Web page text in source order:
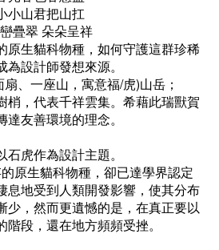
小山君把山扛
疊翠 朵朵呈祥
原生貓科物種，如何守護這群珍稀
為設計師發想來源。
、一座山，寓意福/虎)山岳；
梢，代表千祥雲集。希藉此瑞獸賀
達友善環境的理念。
石虎作為設計主題。
原生貓科物種，卻已達學界認定
息地受到人類開發影響，使其分布
少，然而更遺憾的是，在真正要以
段，還在地方頻頻受挫。